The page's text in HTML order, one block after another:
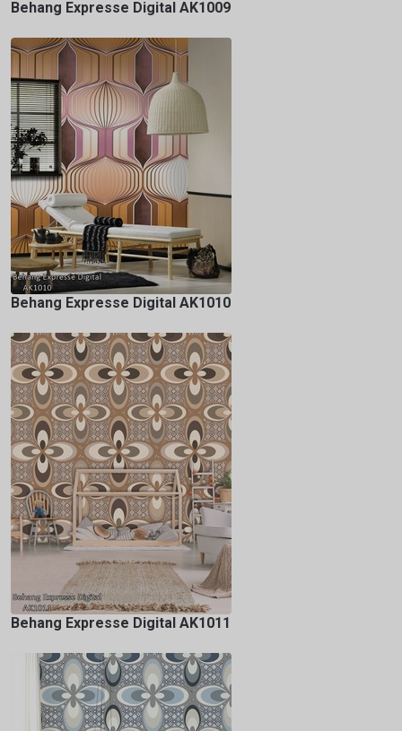
Behang Expresse Digital AK1009
Behang Expresse Digital AK1010
Behang Expresse Digital AK1011